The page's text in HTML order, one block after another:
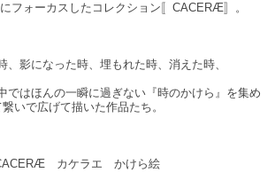
フォーカスしたコレクション〚CACERÆ〛。
、影になった時、埋もれた時、消えた時、
ではほんの一瞬に過ぎない『時のかけら』を集め
繋いで広げて描いた作品たち。
カケラエ かけら絵